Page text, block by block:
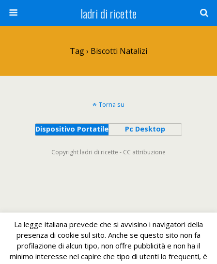
ladri di ricette
Tag › Biscotti Natalizi
Torna su
Dispositivo Portatile Pc Desktop
Copyright ladri di ricette - CC attribuzione
La legge italiana prevede che si avvisino i navigatori della
presenza di cookie sul sito. Anche se questo sito non fa
profilazione di alcun tipo, non offre pubblicità e non ha il
minimo interesse nel capire che tipo di utenti lo frequenti, è